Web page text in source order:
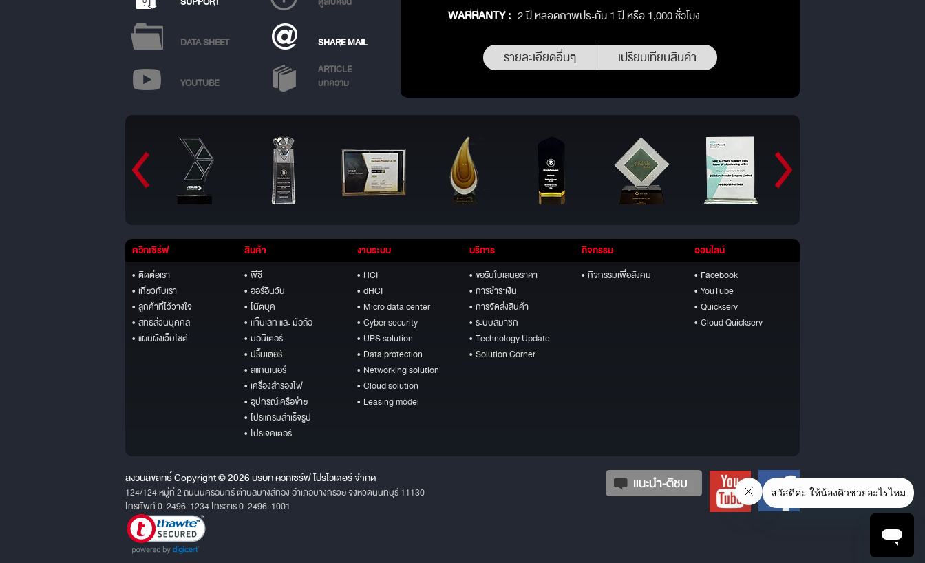
DATA SHEET SHARE MAIL
YOUTUBE
ARTICLE
บทความ
WARRANTY : 2 ปี หลอดภาพประกัน 1 ปี หรือ 1,000 ชั่วโมง
รายละเอียดอื่นๆ เปรียบเทียบสินค้า
ควิกเซิร์ฟ
• ติดต่อเรา
• เกี่ยวกับเรา
• ลูกค้าที่ไว้วางใจ
• สิทธิส่วนบุคคล
• แผนผังเว็บไซต์
สินค้า
• พีซี
• ออร์อินวัน
• โน๊ตบุค
• แท็บเลท และ มือถือ
• มอนิเตอร์
• ปริ้นเตอร์
• สแกนเนอร์
• เครื่องสำรองไฟ
• อุปกรณ์เครือข่าย
• โปรแกรมสำเร็จรูป
• โปรเจคเตอร์
งานระบบ
• HCI
• dHCI
• Micro data center
• Cyber security
• UPS solution
• Data protection
• Networking solution
• Cloud solution
• Leasing model
บริการ
• ขอรับใบเสนอราคา
• การชำระเงิน
• การจัดส่งสินค้า
• ระบบสมาชิก
• Technology Update
• Solution Corner
กิจกรรม
• กิจกรรมเพื่อสังคม
ออนไลน์
• Facebook
• YouTube
• Quickserv
• Cloud Quickserv
สงวนลิขสิทธิ์ Copyright © 2026 บริษัท ควิกเซิร์ฟ โปรไวเดอร์ จำกัด
124/124 หมู่ที่ 2 ถนนนครอินทร์ ตำบลบางสีทอง อำเภอบางกรวย จังหวัดนนทบุรี 11130
โทรศัพท์ 0-2496-1234 โทรสาร 0-2496-1001